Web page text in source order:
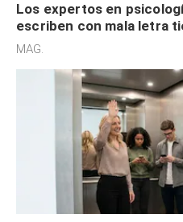
Los expertos en
escriben con mala letra
acelerado y no lo hacen
MAG.